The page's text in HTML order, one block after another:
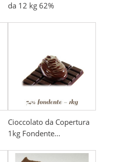
da 12 kg 62%
Cioccolato da Copertura
1kg Fondente...